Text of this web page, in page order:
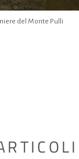
del Monte Pulli